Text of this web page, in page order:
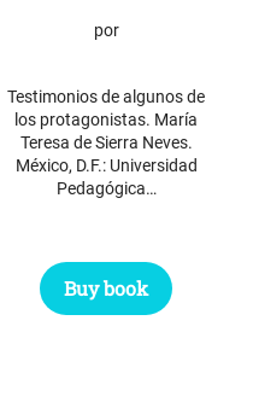
por
Testimonios de algunos de
los protagonistas. María
Teresa de Sierra Neves.
México, D.F.: Universidad
Pedagógica…
Buy book